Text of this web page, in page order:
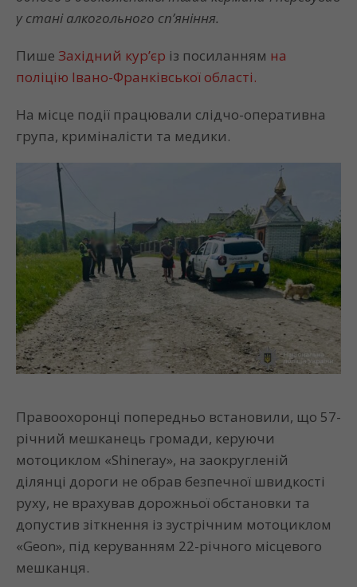
у стані алкогольного сп’яніння.
Пише Західний кур’єр із посиланням на
поліцію Івано-Франківської області.
На місце події працювали слідчо-оперативна
група, криміналісти та медики.
Правоохоронці попередньо встановили, що 57-
річний мешканець громади, керуючи
мотоциклом «Shineray», на заокругленій
ділянці дороги не обрав безпечної швидкості
руху, не врахував дорожньої обстановки та
допустив зіткнення із зустрічним мотоциклом
«Geon», під керуванням 22-річного місцевого
мешканця.